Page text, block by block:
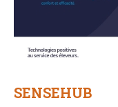
SENSEHUB